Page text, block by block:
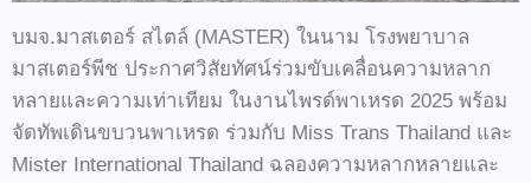
บมจ.มาสเตอร์ สไตล์ (MASTER) ในนาม โรงพยาบาล
มาสเตอร์พีช ประกาศวิสัยทัศน์ร่วมขับเคลื่อนความหลาก
หลายและความเท่าเทียม ในงานไพรด์พาเหรด 2025 พร้อม
จัดทัพเดินขบวนพาเหรด ร่วมกับ Miss Trans Thailand และ
Mister International Thailand ฉลองความหลากหลายและ